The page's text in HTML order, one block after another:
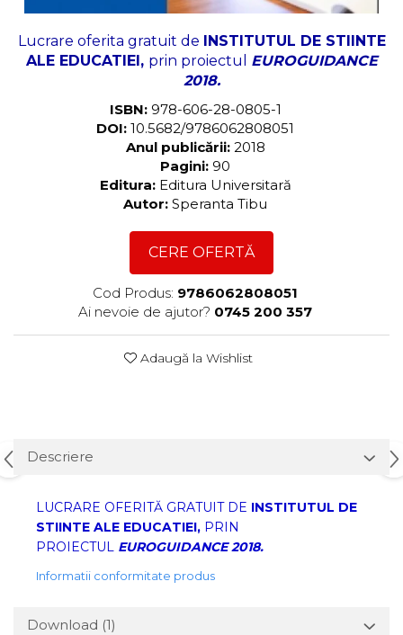
Lucrare oferita gratuit de INSTITUTUL DE STIINTE
ALE EDUCATIEI, prin proiectul EUROGUIDANCE
2018.
ISBN: 978-606-28-0805-1
DOI: 10.5682/9786062808051
Anul publicării: 2018
Pagini: 90
Editura: Editura Universitară
Autor: Speranta Tibu
CERE OFERTĂ
Cod Produs: 9786062808051
Ai nevoie de ajutor? 0745 200 357
Adaugă la Wishlist
Descriere
LUCRARE OFERITĂ GRATUIT DE INSTITUTUL DE
STIINTE ALE EDUCATIEI, PRIN
PROIECTUL EUROGUIDANCE 2018.
Informatii conformitate produs
Download (1)